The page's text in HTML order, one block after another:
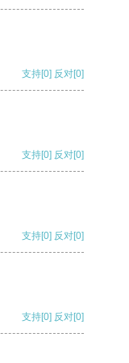
支持[0] 反对[0]
支持[0] 反对[0]
支持[0] 反对[0]
支持[0] 反对[0]